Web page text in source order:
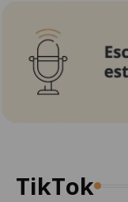
TikTok